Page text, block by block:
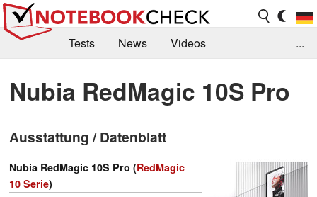
Tests News
Videos
Kaufberatung
Deals Suche
Jobs
Forum
...
Nubia RedMagic 10S Pro
Ausstattung / Datenblatt
Nubia RedMagic 10S Pro (RedMagic
10 Serie)